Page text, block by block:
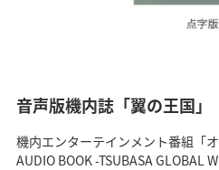
音声版機内誌「翼の王国」
機内エンターテインメント番組「
AUDIO BOOK -TSUBASA GLOBAL